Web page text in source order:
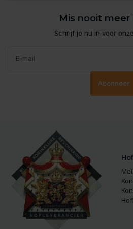
Mis nooit meer
Schrijf je nu in voor
Abonneer